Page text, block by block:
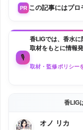
PR この記事にはプ
🎙️
香LIGでは、香水
取材をもとに情報
取材・監修ポリシー
香LIG
オノ リカ